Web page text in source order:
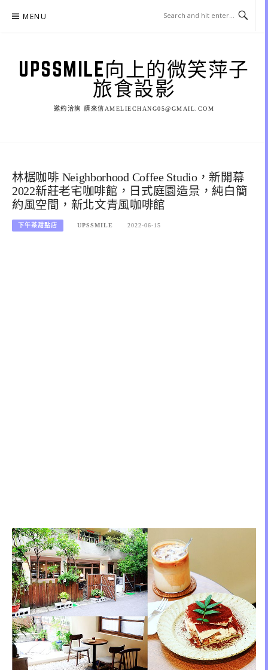
MENU
UPSSMILE向上的微笑萍子
旅食設影
邀約洽詢 請來信AMELIECHANG05@GMAIL.COM
林椐咖啡 Neighborhood Coffee Studio，新開幕
2022新莊老宅咖啡館，日式庭園造景，純白簡
約風空間，新北文青風咖啡館
下午茶甜點店 UPSSMILE 2022-06-15